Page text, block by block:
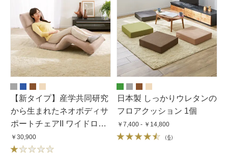
【新タイプ】産学共同研究
から生まれたネオボディサ
ポートチェアII ワイドロン
グ・幅67cm
￥30,900
日本製 しっかりウレタンの
フロアクッション 1個
￥7,400 - ￥14,800
（6）